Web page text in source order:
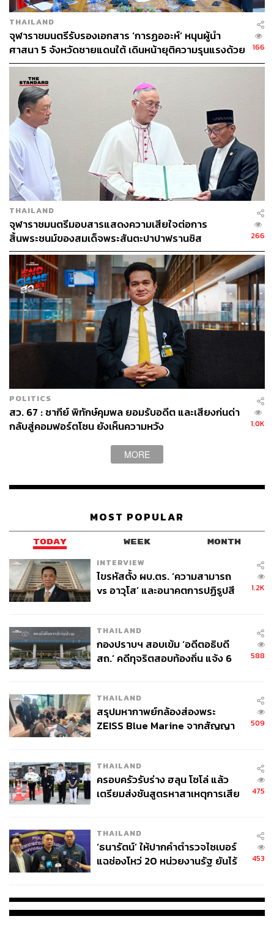
THAILAND
จุฬาราชมนตรีรับรองเอกสาร ‘การฏออะห์’ หนุนผู้นำ
ศาสนา 5 จังหวัดชายแดนใต้ เดินหน้ายุติความรุนแรงด้วย
หลักอิสลาม
166
THAILAND
จุฬาราชมนตรีมอบสารแสดงความเสียใจต่อการ
สิ้นพระชนม์ของสมเด็จพระสันตะปาปาฟรานซิส
266
POLITICS
สว. 67 : ซากีย์ พิทักษ์คุมพล ยอมรับอดีต และเสียงก่นด่า
กลับสู่คอมฟอร์ตโซน ยังเห็นความหวัง
1.0K
MORE
MOST POPULAR
TODAY WEEK MONTH
INTERVIEW
ไขรหัสตั้ง ผบ.ตร. ‘ความสามารถ
vs อาวุโส’ และอนาคตการปฏิรูปสี
1.2K
THAILAND
กองปราบฯ สอบเข้ม ‘อดีตอธิบดี
สถ.’ คดีทุจริตสอบท้องถิ่น แจ้ง 6
588
THAILAND
สรุปมหากาพย์กล้องส่องพระ
ZEISS Blue Marine จากสัญญา
จ่ายหนี้-แอบระบุแบรนด์
509
THAILAND
ครอบครัวรับร่าง ฮลุน โซโล่ แล้ว
เตรียมส่งชันสูตรหาสาเหตุการเสีย
475
THAILAND
‘ธนารัตน์’ ให้ปากคำตำรวจไซเบอร์
แฉช่องโหว่ 20 หน่วยงานรัฐ ยันไร้
453